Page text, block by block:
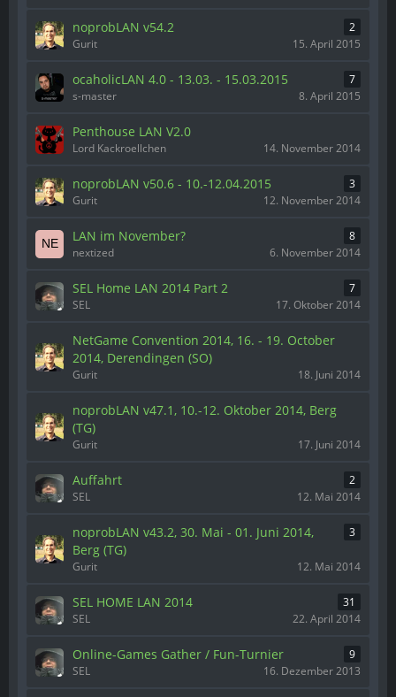
noprobLAN v54.2
2
Gurit
15. April 2015
ocaholicLAN 4.0 - 13.03. - 15.03.2015
7
s-master
8. April 2015
Penthouse LAN V2.0
Lord Kackroellchen 14. November 2014
noprobLAN v50.6 - 10.-12.04.2015
3
Gurit
12. November 2014
LAN im November?
8
nextized
6. November 2014
SEL Home LAN 2014 Part 2
7
SEL
17. Oktober 2014
NetGame Convention 2014, 16. - 19. October
2014, Derendingen (SO)
Gurit 18. Juni 2014
noprobLAN v47.1, 10.-12. Oktober 2014, Berg
(TG)
Gurit 17. Juni 2014
Auffahrt
2
SEL
12. Mai 2014
noprobLAN v43.2, 30. Mai - 01. Juni 2014,
Berg (TG)
3
Gurit 12. Mai 2014
SEL HOME LAN 2014
31
SEL
22. April 2014
Online-Games Gather / Fun-Turnier
9
SEL
16. Dezember 2013